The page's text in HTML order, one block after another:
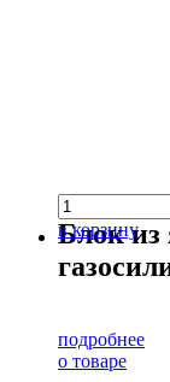
в корзину
Блок из
подробнее
о товаре